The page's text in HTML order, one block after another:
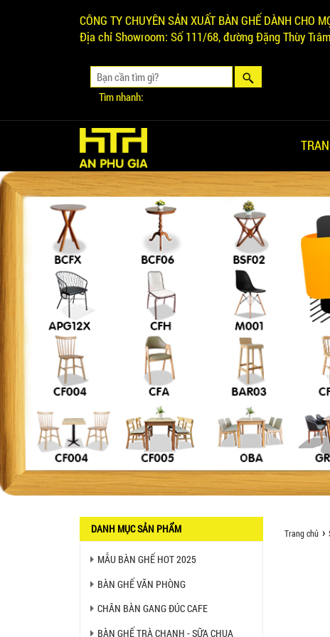
CÔNG TY CHUYÊN SẢN XUẤT BÀN GHẾ DÀNH CHO
Địa chỉ Showroom: Số 111/68, đường Đặng Thùy
Tìm nhanh:
Trang chủ
DANH MỤC SẢN PHẨM
MẪU BÀN GHẾ HOT 2025
BÀN GHẾ VĂN PHÒNG
CHÂN BÀN GANG ĐÚC CAFE
BÀN GHẾ TRÀ CHANH - SỮA CHUA
Ghế Ăn nhập khẩu ELLA - Mã
SP: GNK05
Liên hệ
BÀN BAR BEER CLUB BCF
SX GIÁ RẺ - MÃ SỐ: BCF SX
750.000 VNĐ
GHẾ EAMES - GHẾ NHỰA
CAFE CHÂN GỖ GIÁ RẺ - MÃ
SỐ: M002
550.000 VNĐ
GHẾ XẾP GẤP GIÁ RẺ - MÃ
SỐ: X001
380.000 VNĐ
BÀN CAFE BCF01 GIÁ RẺ -
MÃ SỐ: BCF01